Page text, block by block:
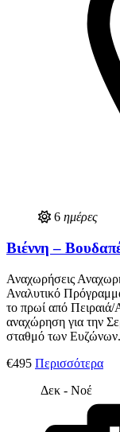
6 ημέρες
Βιέννη –
Αναχωρήσεις
Αναλυτικό
το πρωί από Πειραιά/
αναχώρηση για την
σταθμό των
€495 Περισσότερα
Δεκ - Νοέ